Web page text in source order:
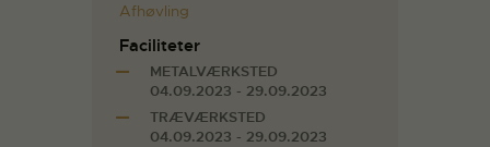
Afhøvling
Faciliteter
METALVÆRKSTED
04.09.2023 - 29.09.2023
TRÆVÆRKSTED
04.09.2023 - 29.09.2023